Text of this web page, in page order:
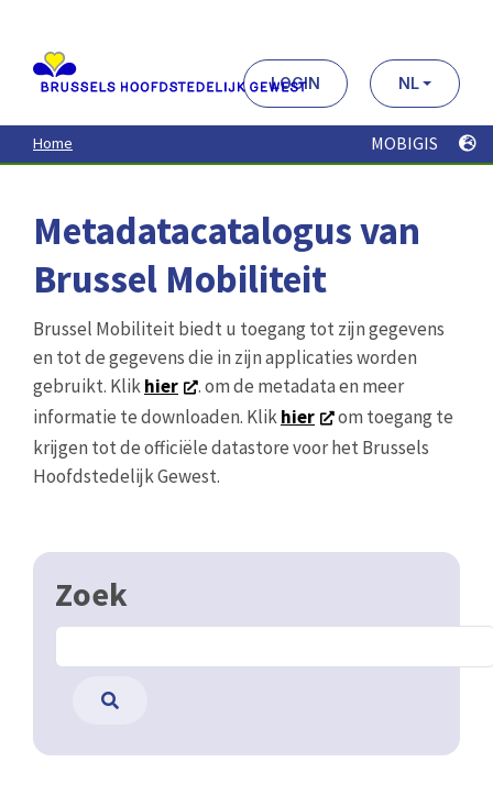
contenu
principal
LOGIN NL
Home MOBIGIS
Metadatacatalogus van
Brussel Mobiliteit
Brussel Mobiliteit biedt u toegang tot zijn gegevens
en tot de gegevens die in zijn applicaties worden
gebruikt. Klikhier
. om de metadata en meer
informatie te downloaden. Klikhier
om toegang te
krijgen tot de officiële datastore voor het Brussels
Hoofdstedelijk Gewest.
Zoek